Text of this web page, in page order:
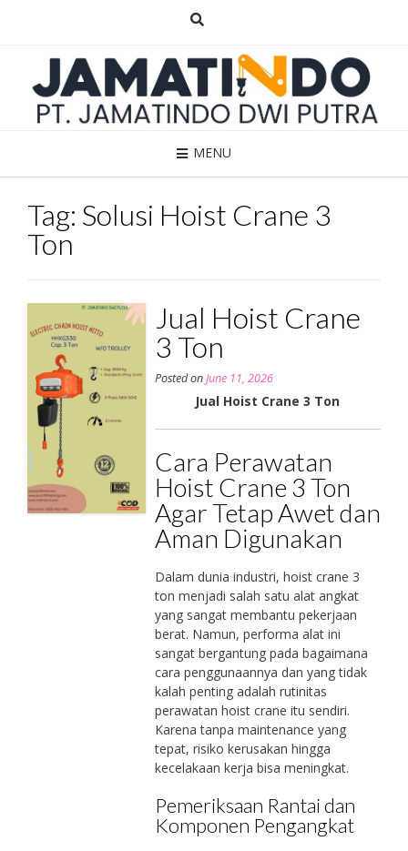
MENU
Tag: Solusi Hoist Crane 3
Ton
Jual Hoist Crane
3 Ton
Posted onJune 11, 2026
Jual Hoist Crane 3 Ton
Cara Perawatan
Hoist Crane 3 Ton
Agar Tetap Awet dan
Aman Digunakan
Dalam dunia industri, hoist crane 3
ton menjadi salah satu alat angkat
yang sangat membantu pekerjaan
berat. Namun, performa alat ini
sangat bergantung pada bagaimana
cara penggunaannya dan yang tidak
kalah penting adalah rutinitas
perawatan hoist crane itu sendiri.
Karena tanpa maintenance yang
tepat, risiko kerusakan hingga
kecelakaan kerja bisa meningkat.
Pemeriksaan Rantai dan
Komponen Pengangkat